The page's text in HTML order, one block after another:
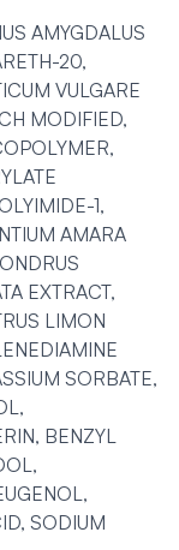
AMYGDALUS
20,
VULGARE
MODIFIED,
1,
AMARA
EXTRACT,
LIMON
SORBATE,
BENZYL
SODIUM